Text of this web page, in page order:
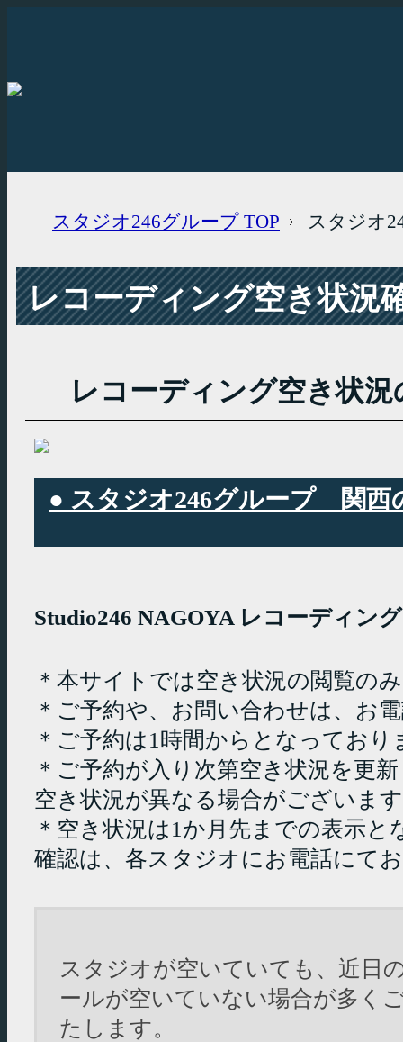
スタジオ246グループ TOP スタジオ
レコーディング空き状況
レコーディング空き状況
● スタジオ246グループ 関西
Studio246 NAGOYA レコーディン
＊本サイトでは空き状況の閲覧の
＊ご予約や、お問い合わせは、お
＊ご予約は1時間からとなっており
＊ご予約が入り次第空き状況を更
空き状況が異なる場合がございま
＊空き状況は1か月先までの表示
確認は、各スタジオにお電話にて
スタジオが空いていても、近日
ールが空いていない場合が多く
たします。